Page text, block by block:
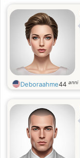
Deboraahme44 anni